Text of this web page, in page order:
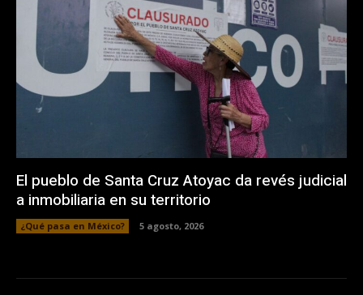
El pueblo de Santa Cruz Atoyac da revés judicial
a inmobiliaria en su territorio
¿Qué pasa en México? 5 agosto, 2026